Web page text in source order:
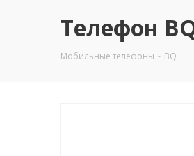
Телефон
Мобильные телефоны - BQ